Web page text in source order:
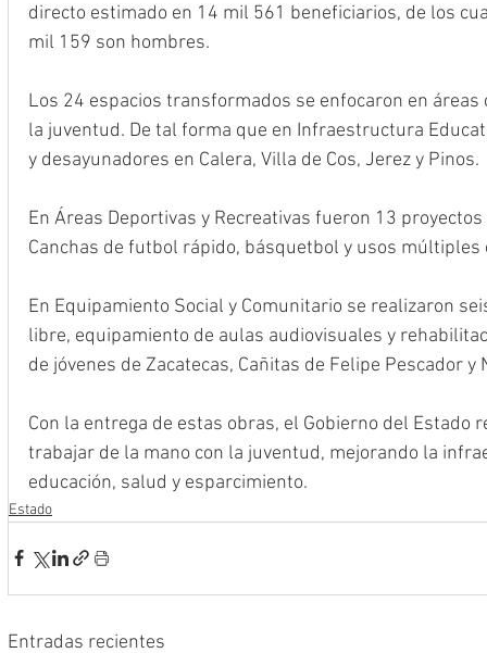
directo estimado en 14 mil 561 beneficiarios, de los
mil 159 son hombres.
Los 24 espacios transformados se enfocaron en
la juventud. De tal forma que en Infraestructura
y desayunadores en Calera, Villa de Cos, Jerez y Pinos.
En Áreas Deportivas y Recreativas fueron 13
Canchas de futbol rápido, básquetbol y usos múltiples
En Equipamiento Social y Comunitario se realizaron
libre, equipamiento de aulas audiovisuales y
de jóvenes de Zacatecas, Cañitas de Felipe Pescador y
Con la entrega de estas obras, el Gobierno del
trabajar de la mano con la juventud, mejorando la
educación, salud y esparcimiento.
Estado
Entradas recientes